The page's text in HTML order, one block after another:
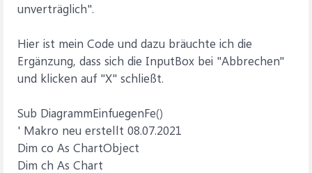
unverträglich".
Hier ist mein Code und dazu bräuchte ich die
Ergänzung, dass sich die InputBox bei "Abbrechen"
und klicken auf "X" schließt.
Sub DiagrammEinfuegenFe()
' Makro neu erstellt 08.07.2021
Dim co As ChartObject
Dim ch As Chart